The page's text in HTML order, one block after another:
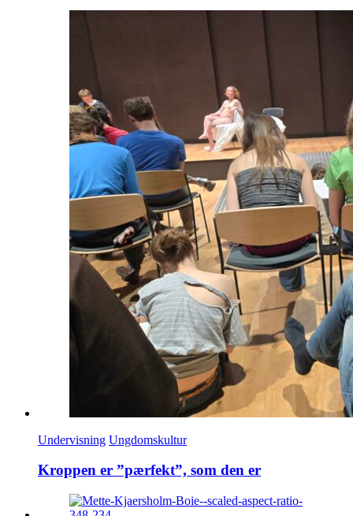
Undervisning Ungdomskultur
Kroppen er ”pærfekt”, som den er